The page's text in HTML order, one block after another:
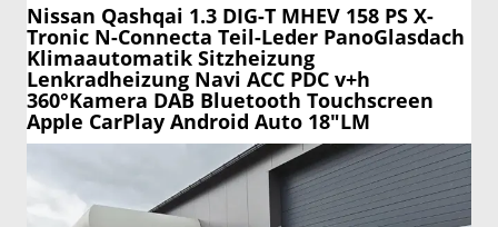
Nissan Qashqai 1.3 DIG-T MHEV 158 PS X-
Tronic N-Connecta Teil-Leder PanoGlasdach
Klimaautomatik Sitzheizung
Lenkradheizung Navi ACC PDC v+h
360°Kamera DAB Bluetooth Touchscreen
Apple CarPlay Android Auto 18"LM